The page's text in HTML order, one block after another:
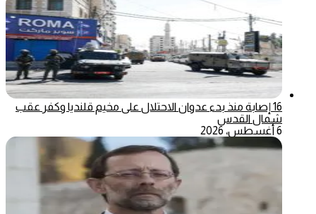
16 إصابة منذ بدء عدوان الاحتلال على مخيم قلنديا وكفر عقب
شمال القدس
6 أغسطس، 2026